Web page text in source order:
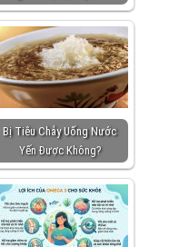
Bị Tiêu Chảy Uống Nước
Yến Được Không?